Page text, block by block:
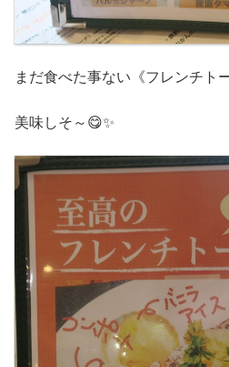
まだ食べた事ない《フレンチト
美味しそ～😋✨